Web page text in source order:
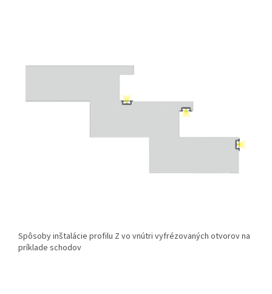
Spôsoby inštalácie profilu Z vo vnútri vyfrézovaných otvorov na
príklade schodov